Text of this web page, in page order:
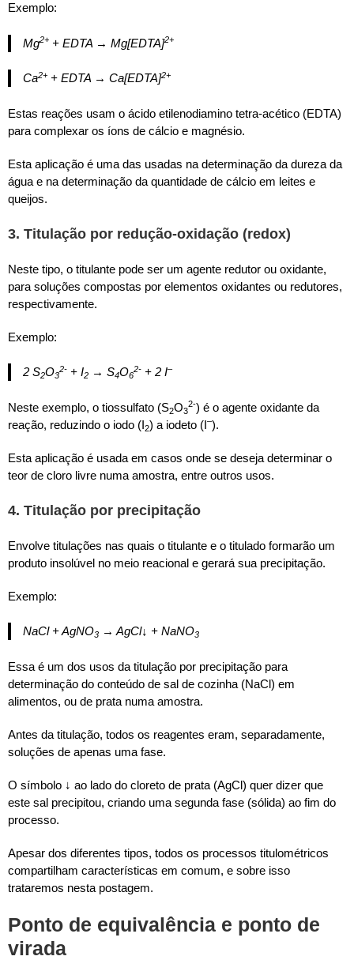
Exemplo:
Mg2++ EDTA → Mg[EDTA]2+
Ca2++ EDTA → Ca[EDTA]2+
Estas reações usam o ácido etilenodiamino tetra-acético (EDTA)
para complexar os íons de cálcio e magnésio.
Esta aplicação é uma das usadas na determinação da dureza da
água e na determinação da quantidade de cálcio em leites e
queijos.
3. Titulação por redução-oxidação (redox)
Neste tipo, o titulante pode ser um agente redutor ou oxidante,
para soluções compostas por elementos oxidantes ou redutores,
respectivamente.
Exemplo:
2 S2O3
2-+ I2→ S4O6
2-+ 2 I–
Neste exemplo, o tiossulfato (S2O3
2-) é o agente oxidante da
reação, reduzindo o iodo (I2) a iodeto (I–).
Esta aplicação é usada em casos onde se deseja determinar o
teor de cloro livre numa amostra, entre outros usos.
4. Titulação por precipitação
Envolve titulações nas quais o titulante e o titulado formarão um
produto insolúvel no meio reacional e gerará sua precipitação.
Exemplo:
NaCl + AgNO3→ AgCl↓ + NaNO3
Essa é um dos usos da titulação por precipitação para
determinação do conteúdo de sal de cozinha (NaCl) em
alimentos, ou de prata numa amostra.
Antes da titulação, todos os reagentes eram, separadamente,
soluções de apenas uma fase.
O símbolo ↓ ao lado do cloreto de prata (AgCl) quer dizer que
este sal precipitou, criando uma segunda fase (sólida) ao fim do
processo.
Apesar dos diferentes tipos, todos os processos titulométricos
compartilham características em comum, e sobre isso
trataremos nesta postagem.
Ponto de equivalência e ponto de
virada